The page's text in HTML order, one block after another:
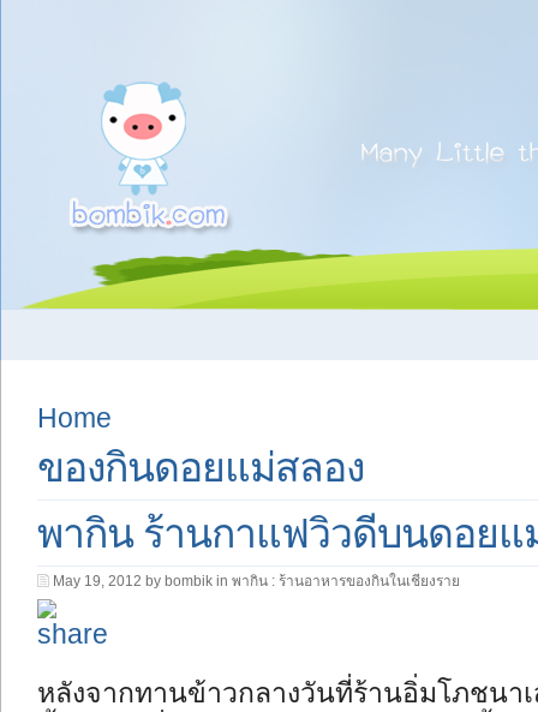
Home
ของกินดอยแม่สลอง
พากิน ร้านกาแฟวิวดีบนดอยแ
May 19, 2012 by bombik in พากิน : ร้านอาหารของกินในเชียงราย
หลังจากทานข้าวกลางวันที่ร้านอิ่มโภชน